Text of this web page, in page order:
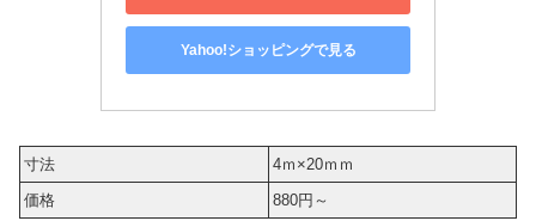
Yahoo!ショッピングで見る
寸法
4ｍ×20ｍｍ
価格
880円～